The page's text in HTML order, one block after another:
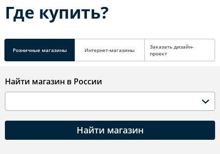
Где купить?
Розничные магазины Интернет-магазины
Заказать дизайн-
проект
Найти магазин в России
Найти магазин